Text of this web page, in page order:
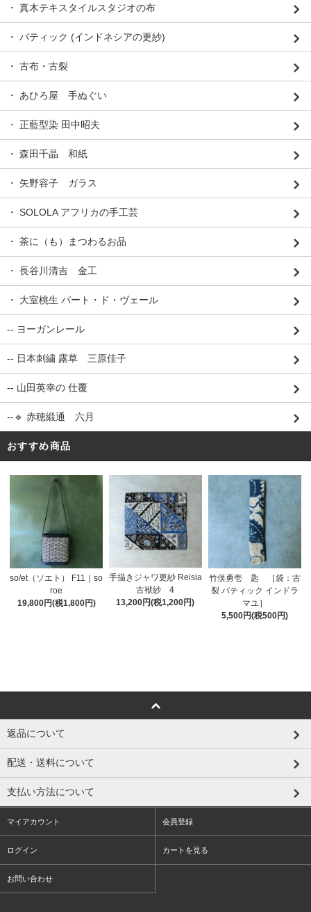
・ 真木テキスタイルスタジオの布
・ バティック (インドネシアの更紗)
・ 古布・古裂
・ あひろ屋 手ぬぐい
・ 正藍型染 田中昭夫
・ 森田千晶 和紙
・ 矢野容子 ガラス
・ SOLOLA アフリカの手工芸
・ 茶に（も）まつわるお品
・ 長谷川清吉 金工
・ 大室桃生 パート・ド・ヴェール
-- ヨーガンレール
-- 日本刺繍 露草 三原佳子
-- 山田英幸の 仕覆
--🔹 赤穂緞通 六月
おすすめ商品
so/et（ソエト） F11｜so
roe
19,800円(税1,800円)
手描きジャワ更紗 Reisia
古袱紗 4
13,200円(税1,200円)
竹俣勇壱 匙 ［袋：古
裂 バティック インドラ
マユ］
5,500円(税500円)
返品について
配送・送料について
支払い方法について
マイアカウント 会員登録
ログイン カートを見る
お問い合わせ